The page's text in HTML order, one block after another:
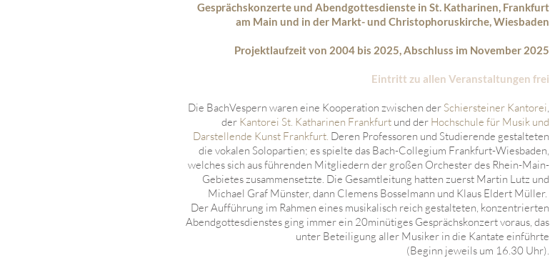
Gesprächskonzerte und Abendgottesdienste in St. Katharinen, Frankfurt
am Main und in der Markt- und Christophoruskirche, Wiesbaden
Projektlaufzeit von 2004 bis 2025, Abschluss im November 2025
Eintritt zu allen Veranstaltungen frei
Die BachVespern waren eine Kooperation zwischen der Schiersteiner Kantorei,
der Kantorei St. Katharinen Frankfurt und der Hochschule für Musik und
Darstellende Kunst Frankfurt. Deren Professoren und Studierende gestalteten
die vokalen Solopartien; es spielte das Bach-Collegium Frankfurt-Wiesbaden,
welches sich aus führenden Mitgliedern der großen Orchester des Rhein-Main-
Gebietes zusammensetzte. Die Gesamtleitung hatten zuerst Martin Lutz und
Michael Graf Münster, dann Clemens Bosselmann und Klaus Eldert Müller.
Der Aufführung im Rahmen eines musikalisch reich gestalteten, konzentrierten
Abendgottesdienstes ging immer ein 20minütiges Gesprächskonzert voraus, das
unter Beteiligung aller Musiker in die Kantate einführte
(Beginn jeweils um 16.30 Uhr).